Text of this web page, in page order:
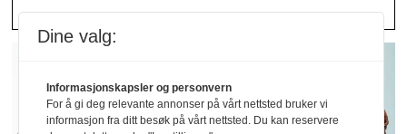
Dine valg:
Informasjonskapsler og personvern
For å gi deg relevante annonser på vårt nettsted bruker vi
informasjon fra ditt besøk på vårt nettsted. Du kan reservere